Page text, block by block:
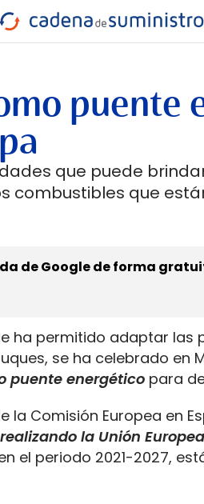
MARÍTIMO
puente
que puede
combustibles que
de Google de forma
ha permitido adaptar las
se ha celebrado en
puente energético para
la Comisión Europea en
la Unión Europea
el periodo 2021-2027,